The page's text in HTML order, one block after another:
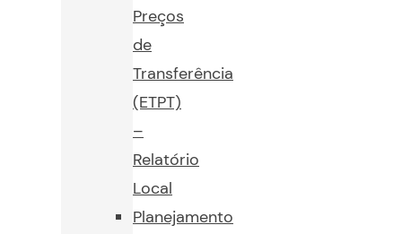
Preços
de
Transferência
(ETPT)
–
Relatório
Local
Planejamento